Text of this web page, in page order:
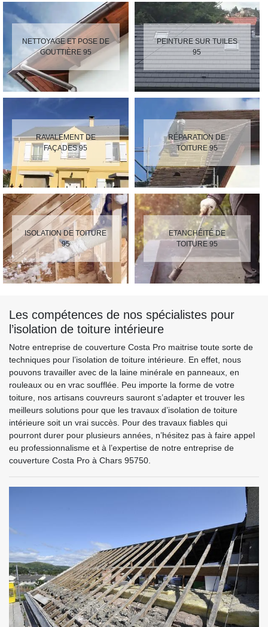
NETTOYAGE ET POSE DE
GOUTTIÈRE 95
PEINTURE SUR TUILES
95
RAVALEMENT DE
FAÇADES 95
RÉPARATION DE
TOITURE 95
ISOLATION DE TOITURE
95
ETANCHÉITÉ DE
TOITURE 95
Les compétences de nos spécialistes pour
l’isolation de toiture intérieure
Notre entreprise de couverture Costa Pro maitrise toute sorte de
techniques pour l’isolation de toiture intérieure. En effet, nous
pouvons travailler avec de la laine minérale en panneaux, en
rouleaux ou en vrac soufflée. Peu importe la forme de votre
toiture, nos artisans couvreurs sauront s’adapter et trouver les
meilleurs solutions pour que les travaux d’isolation de toiture
intérieure soit un vrai succès. Pour des travaux fiables qui
pourront durer pour plusieurs années, n’hésitez pas à faire appel
eu professionnalisme et à l’expertise de notre entreprise de
couverture Costa Pro à Chars 95750.